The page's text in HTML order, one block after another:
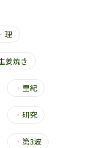
・理
姜焼き
・ 皇紀
・ 研究
・ 第3波